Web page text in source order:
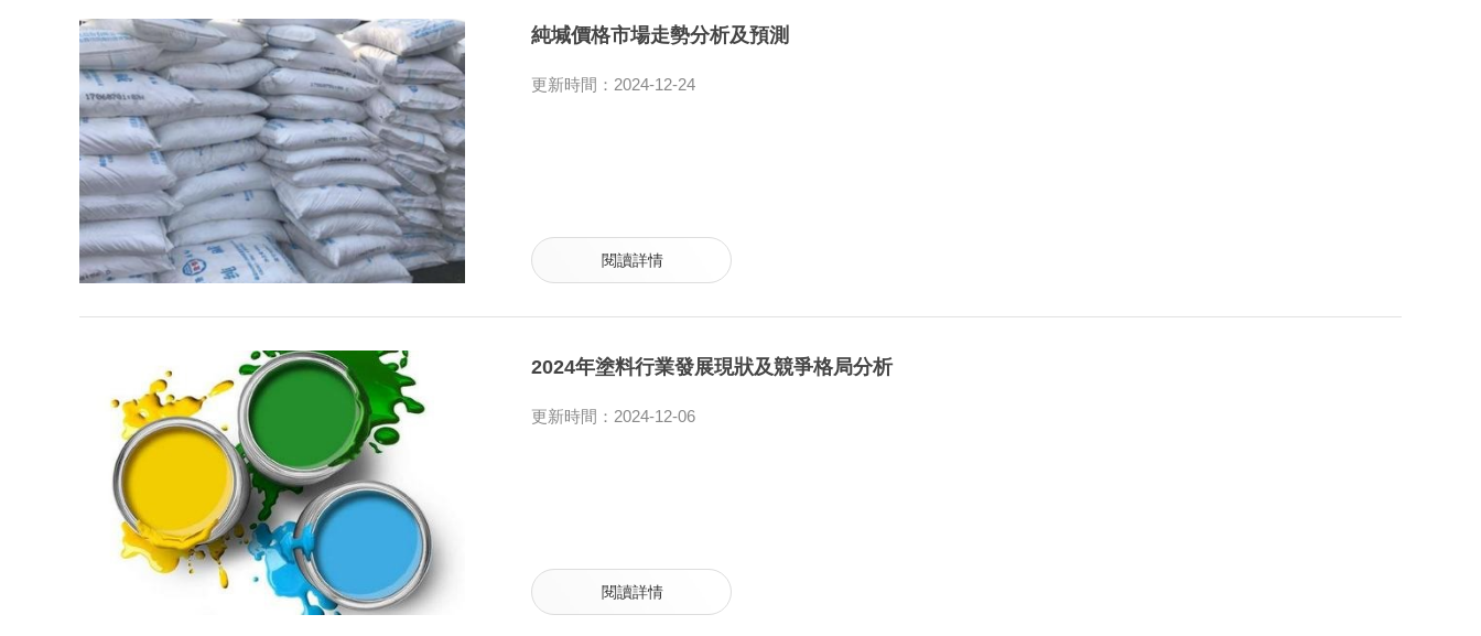
純堿價格市場走勢分析及預測
更新時間：2024-12-24
閱讀詳情
2024年塗料行業發展現狀及競爭格局分析
更新時間：2024-12-06
閱讀詳情